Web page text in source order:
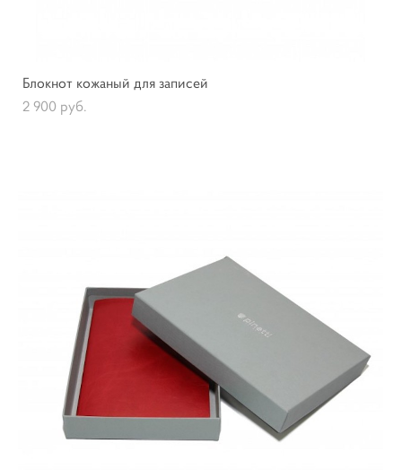
Блокнот кожаный для записей
2 900 pуб.